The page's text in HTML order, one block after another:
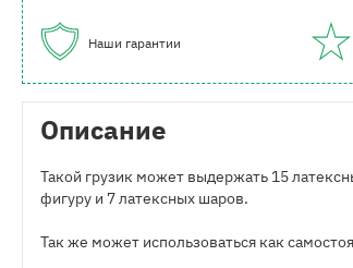
Наши гарантии
Описание
Такой грузик может выдержать 15
фигуру и 7 латексных шаров.
Так же может использоваться как